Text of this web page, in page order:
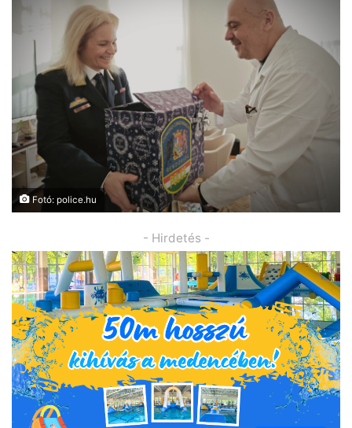
Fotó: police.hu
- Hirdetés -